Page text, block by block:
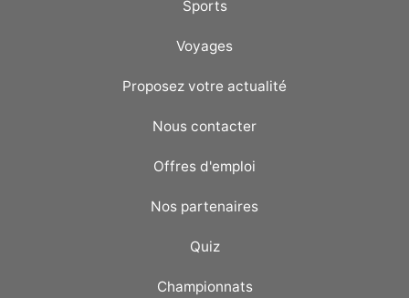
Sports
Voyages
Proposez votre actualité
Nous contacter
Offres d'emploi
Nos partenaires
Quiz
Championnats